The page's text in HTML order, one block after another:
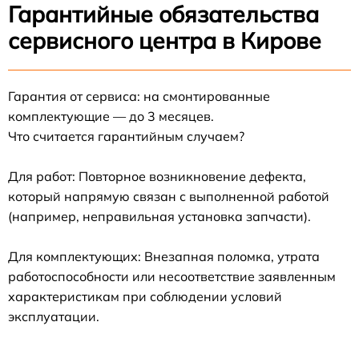
Гарантийные обязательства
сервисного центра в Кирове
Гарантия от сервиса: на смонтированные
комплектующие — до 3 месяцев.
Что считается гарантийным случаем?
Для работ: Повторное возникновение дефекта,
который напрямую связан с выполненной работой
(например, неправильная установка запчасти).
Для комплектующих: Внезапная поломка, утрата
работоспособности или несоответствие заявленным
характеристикам при соблюдении условий
эксплуатации.